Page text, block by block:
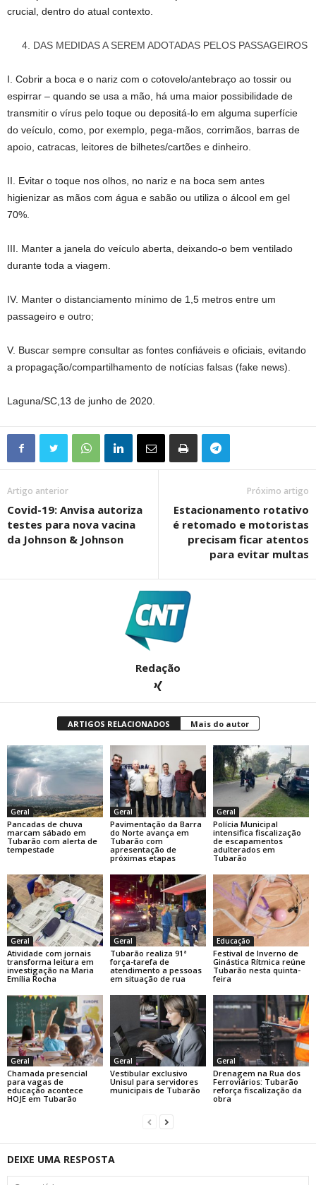
crucial, dentro do atual contexto.
DAS MEDIDAS A SEREM ADOTADAS PELOS PASSAGEIROS
I. Cobrir a boca e o nariz com o cotovelo/antebraço ao tossir ou
espirrar – quando se usa a mão, há uma maior possibilidade de
transmitir o vírus pelo toque ou depositá-lo em alguma superfície
do veículo, como, por exemplo, pega-mãos, corrimãos, barras de
apoio, catracas, leitores de bilhetes/cartões e dinheiro.
II. Evitar o toque nos olhos, no nariz e na boca sem antes
higienizar as mãos com água e sabão ou utiliza o álcool em gel
70%.
III. Manter a janela do veículo aberta, deixando-o bem ventilado
durante toda a viagem.
IV. Manter o distanciamento mínimo de 1,5 metros entre um
passageiro e outro;
V. Buscar sempre consultar as fontes confiáveis e oficiais, evitando
a propagação/compartilhamento de notícias falsas (fake news).
Laguna/SC,13 de junho de 2020.
Artigo anterior
Covid-19: Anvisa autoriza
testes para nova vacina
da Johnson & Johnson
Próximo artigo
Estacionamento rotativo
é retomado e motoristas
precisam ficar atentos
para evitar multas
Redação
ARTIGOS RELACIONADOS Mais do autor
Geral
Pancadas de chuva
marcam sábado em
Tubarão com alerta de
tempestade
Geral
Pavimentação da Barra
do Norte avança em
Tubarão com
apresentação de
próximas etapas
Geral
Polícia Municipal
intensifica fiscalização
de escapamentos
adulterados em
Tubarão
Geral
Atividade com jornais
transforma leitura em
investigação na Maria
Emília Rocha
Geral
Tubarão realiza 91ª
força-tarefa de
atendimento a pessoas
em situação de rua
Educação
Festival de Inverno de
Ginástica Rítmica reúne
Tubarão nesta quinta-
feira
Geral
Chamada presencial
para vagas de
educação acontece
HOJE em Tubarão
Geral
Vestibular exclusivo
Unisul para servidores
municipais de Tubarão
Geral
Drenagem na Rua dos
Ferroviários: Tubarão
reforça fiscalização da
obra
DEIXE UMA RESPOSTA